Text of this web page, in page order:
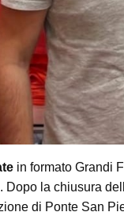
in formato Grandi
Dopo la chiusura
di Ponte San